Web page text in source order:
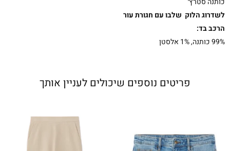
לשדרוג הלוק שלבו עם חגורת עור
הרכב בד:
99% כותנה, ‎1% אלסטן
פריטים נוספים שיכולים לעניין אותך